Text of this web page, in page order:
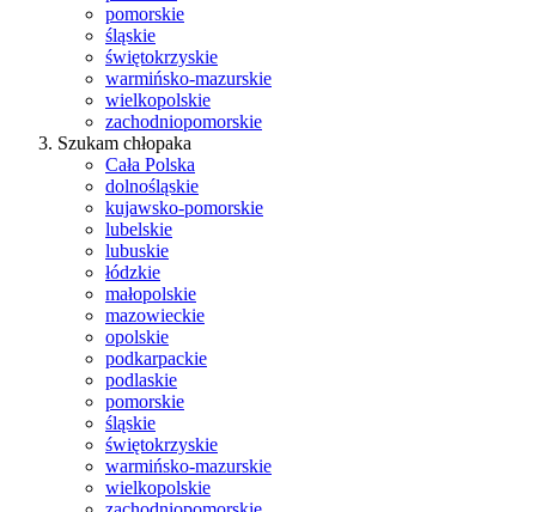
pomorskie
śląskie
świętokrzyskie
warmińsko-mazurskie
wielkopolskie
zachodniopomorskie
Szukam chłopaka
Cała Polska
dolnośląskie
kujawsko-pomorskie
lubelskie
lubuskie
łódzkie
małopolskie
mazowieckie
opolskie
podkarpackie
podlaskie
pomorskie
śląskie
świętokrzyskie
warmińsko-mazurskie
wielkopolskie